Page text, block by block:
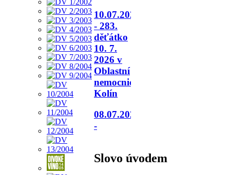
10.07.2026
- 283.
děťátko
10. 7.
2026 v
Oblastní
nemocnici
Kolín
08.07.2026
-
Slovo úvodem